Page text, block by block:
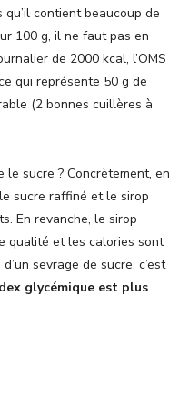
qu’il contient beaucoup de
100 g, il ne faut pas en
de 2000 kcal, l’OMS
qui représente 50 g de
(2 bonnes cuillères à
le sucre ? Concrètement, en
sucre raffiné et le sirop
En revanche, le sirop
qualité et les calories sont
sevrage de sucre, c’est
glycémique est plus